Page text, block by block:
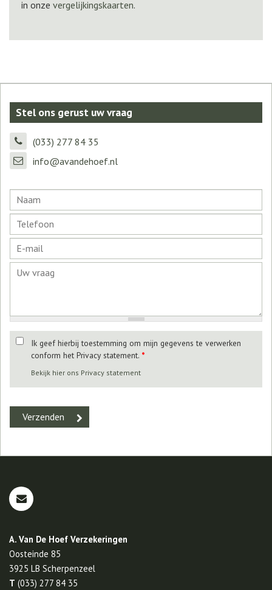
in onze vergelijkingskaarten.
Stel ons gerust uw vraag
(033) 277 84 35
info@avandehoef.nl
Ik geef hierbij toestemming om mijn gegevens te verwerken
conform het Privacy statement. *
Bekijk hier ons Privacy statement
A. Van De Hoef Verzekeringen
Oosteinde 85
3925 LB Scherpenzeel
T (033) 277 84 35